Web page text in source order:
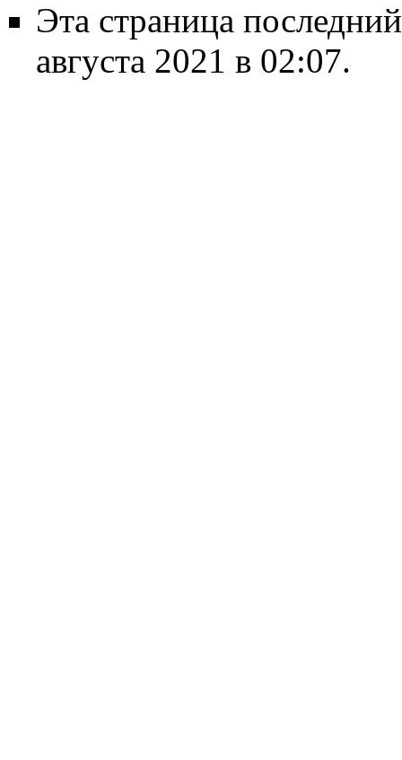
Эта страница
августа 2021 в 02:07.